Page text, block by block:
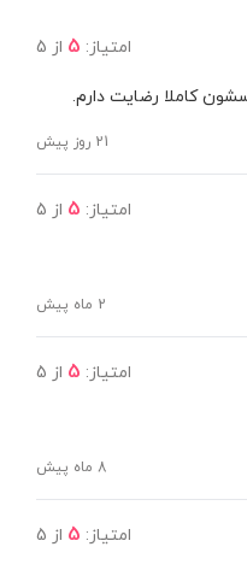
امتیاز: 5 از 5
کاملا رضایت دارم.
21 روز پیش
امتیاز: 5 از 5
2 ماه پیش
امتیاز: 5 از 5
8 ماه پیش
امتیاز: 5 از 5